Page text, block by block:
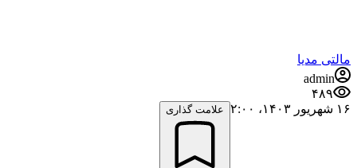
مالتی مدیا
admin
۴۸۹
۱۶ شهریور ۱۴۰۳،‏ ۲:۰۰
علامت گذاری